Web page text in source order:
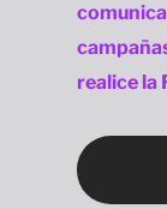
realice la